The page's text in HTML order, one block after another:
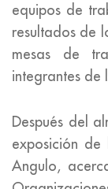
equipos de
resultados de
mesas de
integrantes de
Después del
exposición
Angulo,